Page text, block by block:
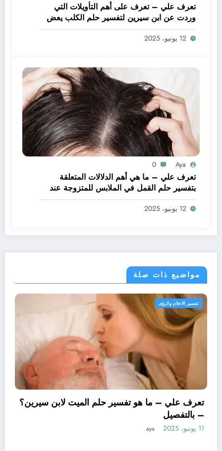
تعرف علي – تعرف على أهم التأويلات التي
وردت عن ابن سيرين لتفسير حلم الكلب يعض
يدي – بالتفصيل
12 يونيو، 2025
Aya
0
تعرف علي – ما هي أهم الدلالات المتعلقة
بتفسير حلم القمل في الملابس للمتزوجة عند
ابن سيرين؟ – بالتفصيل
12 يونيو، 2025
مواضيع ذات صلة
تعرف علي –
هو تأويل ابن سيرين لتفسير حلم